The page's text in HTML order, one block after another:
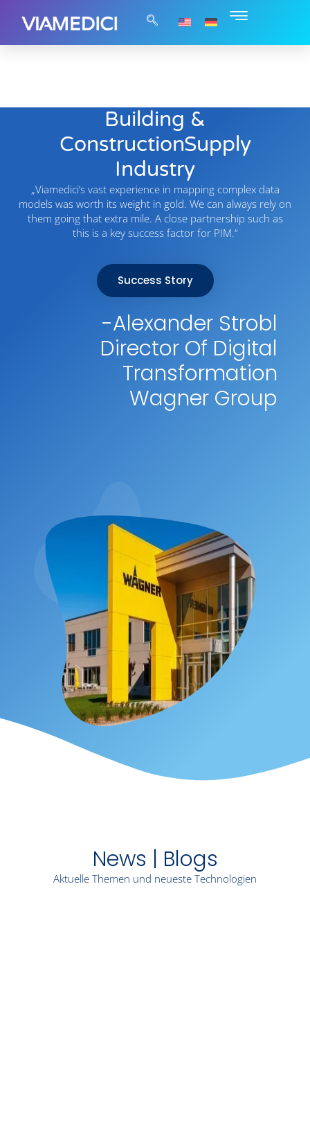
Building &
ConstructionSupply
Industry
„Viamedici’s vast experience in mapping complex data
models was worth its weight in gold. We can always rely on
them going that extra mile. A close partnership such as
this is a key success factor for PIM.“
Success Story
-Alexander Strobl
Director Of Digital
Transformation
Wagner Group
News | Blogs
Aktuelle Themen und neueste Technologien